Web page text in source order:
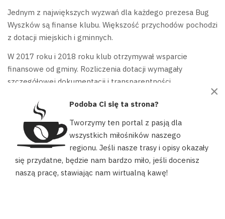
Jednym z największych wyzwań dla każdego prezesa Bug
Wyszków są finanse klubu. Większość przychodów pochodzi
z dotacji miejskich i gminnych.
W 2017 roku i 2018 roku klub otrzymywał wsparcie
finansowe od gminy. Rozliczenia dotacji wymagały
szczegółowej dokumentacji i transparentności.
Nowy prezes będzie musiał kontynuować te relacje.
Przekonać władze o wartości inwestowania w lokalny sport
i Bug Wyszków konkretnie.
Finansowanie klubów na poziomie lokalnym:
Większość klubów w mniejszych miastach jest
Nasz portal używa plików cookies, aby ułatwić Ci korzystanie z
naszych zasobów, dopasować treści do Twoich potrzeb oraz w
celach statystycznych. Możesz określić warunki przechowywania
×
Podoba Ci się ta strona?
Tworzymy ten portal z pasją dla
wszystkich miłośników naszego
regionu. Jeśli nasze trasy i opisy okazały
się przydatne, będzie nam bardzo miło, jeśli docenisz
naszą pracę, stawiając nam wirtualną kawę!